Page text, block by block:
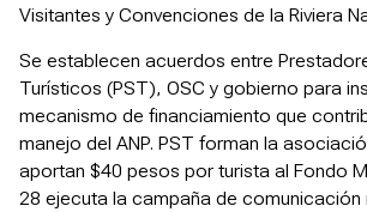
Visitantes y Convenciones de la Riviera
Se establecen acuerdos entre
Turísticos (PST), OSC y gobierno para
mecanismo de financiamiento que
manejo del ANP. PST forman la
aportan $40 pesos por turista al Fondo
28 ejecuta la campaña de